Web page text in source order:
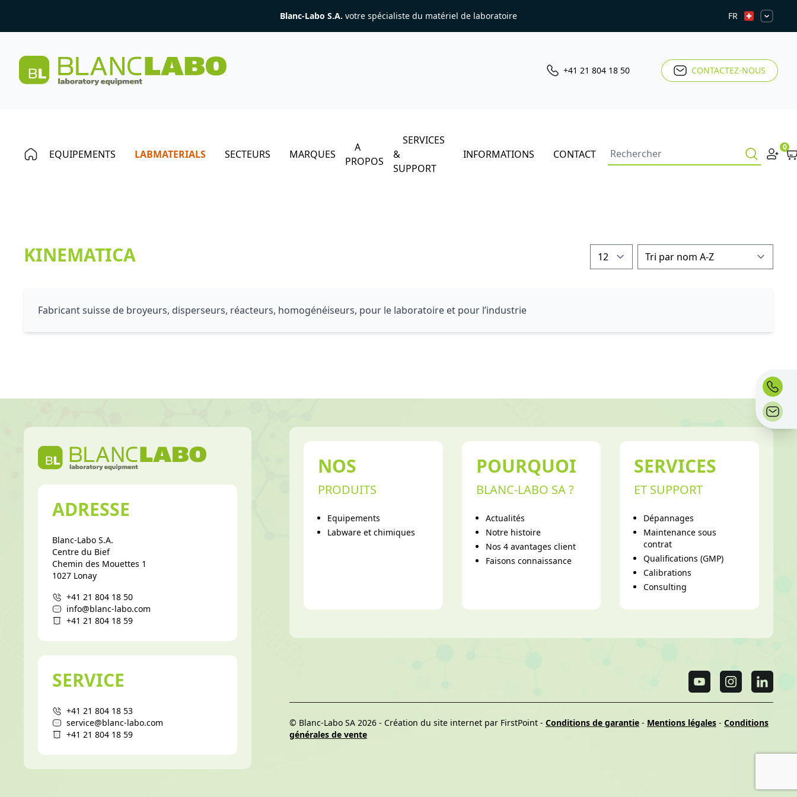
Blanc-Labo S.A. votre spécialiste du matériel de laboratoire FR
+41 21 804 18 50 CONTACTEZ-NOUS
EQUIPEMENTS LABMATERIALS SECTEURS MARQUES
A
PROPOS
SERVICES
&
SUPPORT
INFORMATIONS CONTACT
0
KINEMATICA
Fabricant suisse de broyeurs, disperseurs, réacteurs, homogénéiseurs, pour le laboratoire et pour l’industrie
ADRESSE
Blanc-Labo S.A.
Centre du Bief
Chemin des Mouettes 1
1027 Lonay
+41 21 804 18 50
info@blanc-labo.com
+41 21 804 18 59
SERVICE
+41 21 804 18 53
service@blanc-labo.com
+41 21 804 18 59
NOS
PRODUITS
Equipements
Labware et chimiques
POURQUOI
BLANC-LABO SA ?
Actualités
Notre histoire
Nos 4 avantages client
Faisons connaissance
SERVICES
ET SUPPORT
Dépannages
Maintenance sous
contrat
Qualifications (GMP)
Calibrations
Consulting
© Blanc-Labo SA 2026 - Création du site internet par FirstPoint - Conditions de garantie - Mentions légales - Conditions
générales de vente